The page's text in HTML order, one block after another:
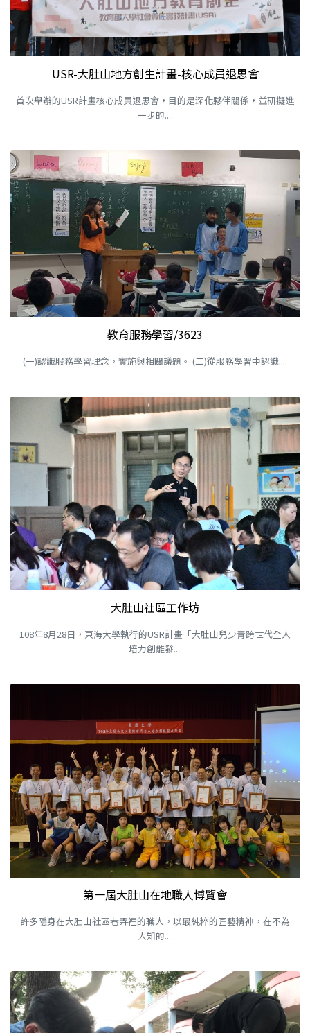
USR-大肚山地方創生計畫-核心成員退思會
首次舉辦的USR計畫核心成員退思會，目的是深化夥伴關係，並研擬進
一步的....
教育服務學習/3623
(一)認識服務學習理念，實施與相關議題。 (二)從服務學習中認識....
大肚山社區工作坊
108年8月28日，東海大學執行的USR計畫「大肚山兒少青跨世代全人
培力創能發....
第一屆大肚山在地職人博覽會
許多隱身在大肚山社區巷弄裡的職人，以最純粹的匠藝精神，在不為
人知的....